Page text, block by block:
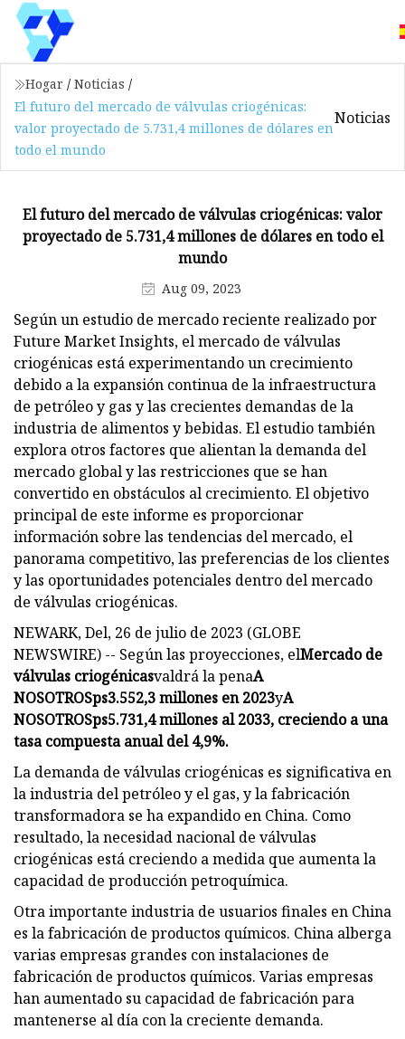
Hogar / Noticias /
El futuro del mercado de válvulas criogénicas:
valor proyectado de 5.731,4 millones de dólares en
todo el mundo
Noticias
El futuro del mercado de válvulas criogénicas: valor
proyectado de 5.731,4 millones de dólares en todo el
mundo
Aug 09, 2023
Según un estudio de mercado reciente realizado por
Future Market Insights, el mercado de válvulas
criogénicas está experimentando un crecimiento
debido a la expansión continua de la infraestructura
de petróleo y gas y las crecientes demandas de la
industria de alimentos y bebidas. El estudio también
explora otros factores que alientan la demanda del
mercado global y las restricciones que se han
convertido en obstáculos al crecimiento. El objetivo
principal de este informe es proporcionar
información sobre las tendencias del mercado, el
panorama competitivo, las preferencias de los clientes
y las oportunidades potenciales dentro del mercado
de válvulas criogénicas.
NEWARK, Del, 26 de julio de 2023 (GLOBE
NEWSWIRE) -- Según las proyecciones, elMercado de
válvulas criogénicasvaldrá la penaA
NOSOTROSps3.552,3 millones en 2023yA
NOSOTROSps5.731,4 millones al 2033, creciendo a una
tasa compuesta anual del 4,9%.
La demanda de válvulas criogénicas es significativa en
la industria del petróleo y el gas, y la fabricación
transformadora se ha expandido en China. Como
resultado, la necesidad nacional de válvulas
criogénicas está creciendo a medida que aumenta la
capacidad de producción petroquímica.
Otra importante industria de usuarios finales en China
es la fabricación de productos químicos. China alberga
varias empresas grandes con instalaciones de
fabricación de productos químicos. Varias empresas
han aumentado su capacidad de fabricación para
mantenerse al día con la creciente demanda.